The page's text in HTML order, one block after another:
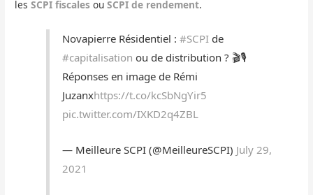
les SCPI fiscales ouSCPI de rendement.
Novapierre Résidentiel :#SCPI de
#capitalisation ou de distribution ? 🎬🎙
Réponses en image de Rémi
Juzanxhttps://t.co/kcSbNgYir5
pic.twitter.com/IXKD2q4ZBL
— Meilleure SCPI (@MeilleureSCPI) July 29,
2021